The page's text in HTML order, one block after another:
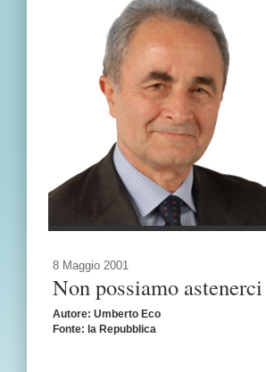
8 Maggio 2001
Non possiamo
Autore: Umberto Eco
Fonte: la Repubblica